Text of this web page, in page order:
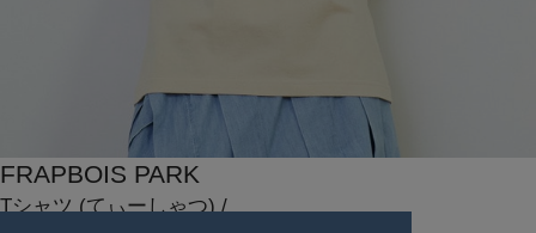
FRAPBOIS PARK
Tシャツ(てぃーしゃつ) /